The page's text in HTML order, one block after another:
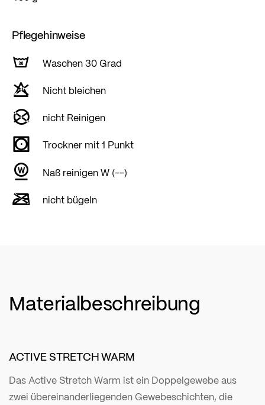
Pflegehinweise
Waschen 30 Grad
Nicht bleichen
nicht Reinigen
Trockner mit 1 Punkt
Naß reinigen W (--)
nicht bügeln
Materialbeschreibung
ACTIVE STRETCH WARM
Das Active Stretch Warm ist ein Doppelgewebe aus
zwei übereinanderliegenden Gewebeschichten, die